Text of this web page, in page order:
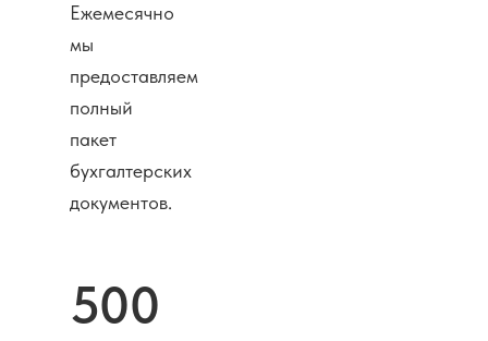
Ежемесячно
мы
предоставляем
полный
пакет
бухгалтерских
документов.
500